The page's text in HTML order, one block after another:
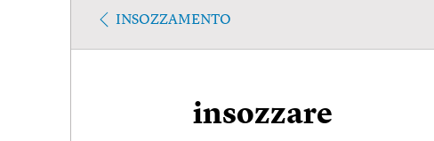
INSOZZAMENTO
insozzare